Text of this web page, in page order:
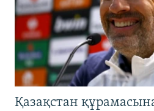
Қазақстан